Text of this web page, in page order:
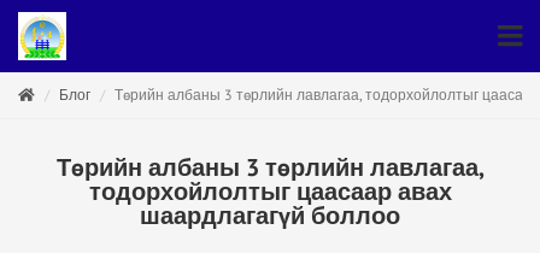
Блог Төрийн албаны 3 төрлийн лавлагаа, тодорхойлолтыг
Төрийн албаны 3 төрлийн лавлагаа,
тодорхойлолтыг цаасаар авах
шаардлагагүй боллоо